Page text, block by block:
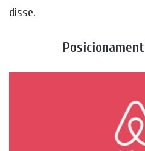
disse.